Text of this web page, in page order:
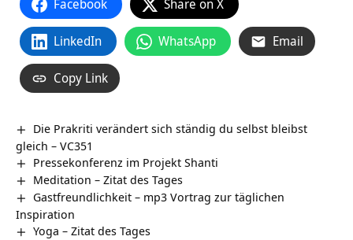
Facebook Share on X
LinkedIn WhatsApp Email
Copy Link
Die Prakriti verändert sich ständig du selbst bleibst
gleich – VC351
Pressekonferenz im Projekt Shanti
Meditation – Zitat des Tages
Gastfreundlichkeit – mp3 Vortrag zur täglichen
Inspiration
Yoga – Zitat des Tages